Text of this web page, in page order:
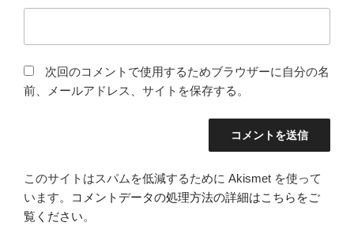
次回のコメントで使用するためブラウザーに自分の名
前、メールアドレス、サイトを保存する。
このサイトはスパムを低減するために Akismet を使って
います。
コメントデータの処理方法の詳細はこちらをご
覧ください。